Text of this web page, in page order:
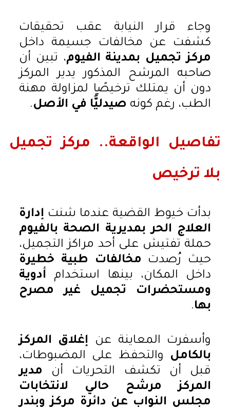
وجاء قرار النيابة عقب تحقيقات
كشفت عن مخالفات جسيمة داخل
مركز تجميل بمدينة الفيوم، تبين أن
صاحبه المرشح المذكور يدير المركز
دون أن يمتلك ترخيصًا لمزاولة مهنة
الطب، رغم كونه صيدليًّا في الأصل.
تفاصيل الواقعة.. مركز تجميل
بلا ترخيص
بدأت خيوط القضية عندما شنت إدارة
العلاج الحر بمديرية الصحة بالفيوم
حملة تفتيش على أحد مراكز التجميل،
حيث رُصدت مخالفات طبية خطيرة
داخل المكان، بينها استخدام أدوية
ومستحضرات تجميل غير مصرح
بها.
وأسفرت المعاينة عن إغلاق المركز
بالكامل والتحفظ على المضبوطات،
قبل أن تكشف التحريات أن مدير
المركز مرشح حالي لانتخابات
مجلس النواب عن دائرة مركز وبندر